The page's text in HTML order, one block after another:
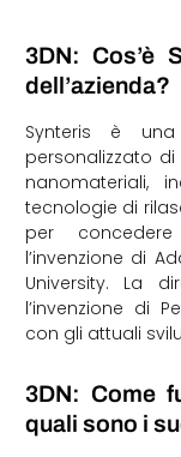
3DN: Cos’è
dell’azienda?
Synteris è
personalizzato
nanomateriali,
tecnologie di
per
l’invenzione di
University. La
l’invenzione di
con gli attuali
3DN: Come
quali sono i